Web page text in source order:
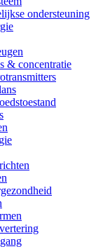
ondersteuning
& concentratie